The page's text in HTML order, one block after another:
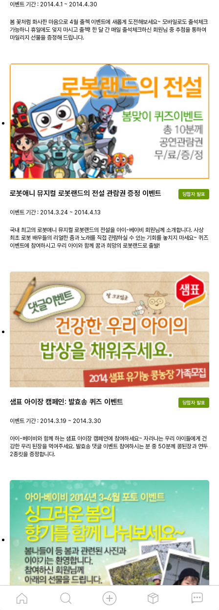
이벤트 기간 : 2014.4.1 ~ 2014.4.30
봄 꽃처럼 화사한 마음으로 4월 출첵 이벤트에 새롭게 도전해보세요~ 모바일로도 출석체크
가능하니 휴일에도 잊지 마시고 출첵! 한 달 간 매일 출석체크하신 회원님 중 추첨을 통하여
마일리지 선물을 증정해 드립니다.
로봇애니 뮤지컬 로봇랜드의 전설 관람권 증정 이벤트 당첨자 발표
이벤트 기간 : 2014.3.24 ~ 2014.4.13
국내 최고의 로봇애니 뮤지컬 로봇랜드의 전설을 아이-베이비 회원님께 소개합니다. 사상
최초 로봇 배우들의 리얼한 춤과 노래를 직접 관람하실 수 있는 기회를 놓치지 마세요~ 퀴즈
이벤트에 참여하시고 우리 아이와 함께 꿈과 희망의 로봇랜드로 출발!
샘표 아이장 캠페인: 발효송 퀴즈 이벤트 당첨자 발표
이벤트 기간 : 2014.3.19 ~ 2014.3.30
아이-베이비와 함께 하는 샘표 아이장 캠페인에 참여하세요~ 자라나는 우리 아이들에게 건
강한 우리 된장을 먹여주세요. 발효송 댓글 이벤트 참여하시는 분 중 50분께 콩된장과 연두
2종킷을 증정합니다.